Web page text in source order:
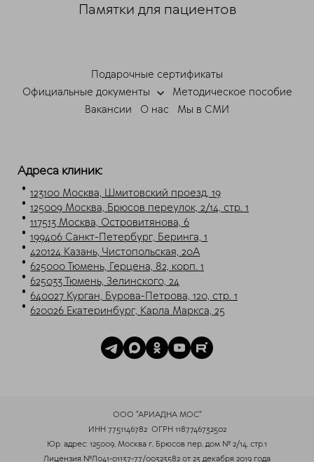
Памятки для пациентов
Подарочные сертификаты
Официальные документы
Методическое пособие
Вакансии
О нас Мы в СМИ
Адреса клиник:
123100 Москва, Шмитовский проезд, 19
125009 Москва, Брюсов переулок, 2/14, стр. 1
117513 Москва, Островитянова, 6
199406 Санкт-Петербург, Беринга, 1
420124 Казань, Чистопольская, 20А
625000 Тюмень, Герцена, 82, корп. 1
625033 Тюмень, Зелинского, 24
640027 Курган, Бурова-Петрова, 120, стр. 1
620026 Екатеринбург, Карла Маркса, 25
ООО "АРИАДНА МОС"
ИНН 7751146782 ОГРН 1187746732502
Юр. адрес: 125009, Москва г, Брюсов пер, дом № 2/14, стр.1
Лицензия №Л041-01137-77/00323582 от 23 декабря 2019 года
Мессенджеры
Свяжитесь с нами через любой удобный